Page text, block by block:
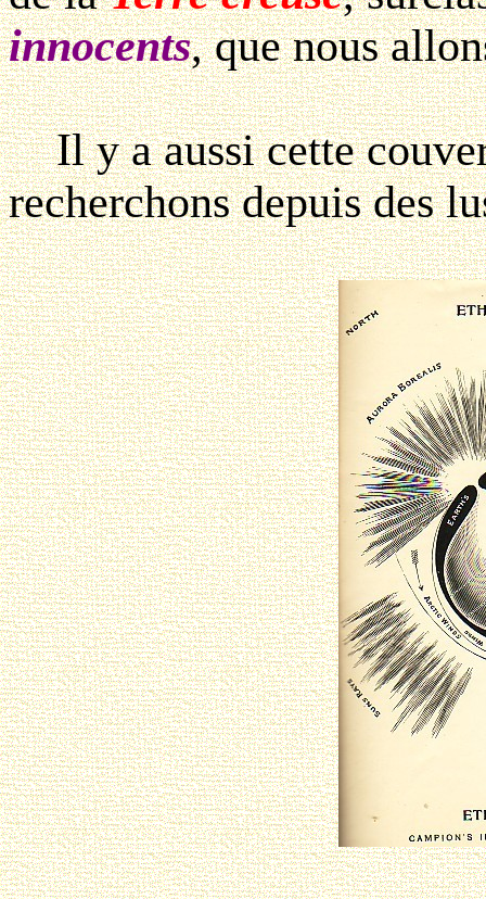
innocents, que nous
Il y a aussi cette
recherchons depuis des